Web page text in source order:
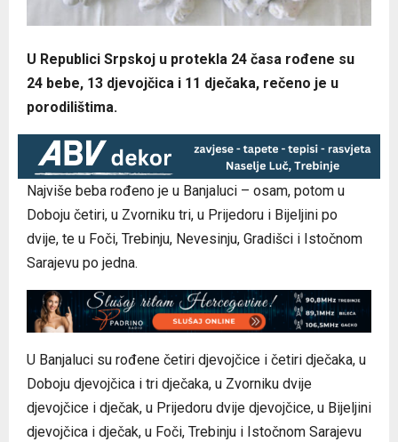
U Republici Srpskoj u protekla 24 časa rođene su
24 bebe, 13 djevojčica i 11 dječaka, rečeno je u
porodilištima.
Najviše beba rođeno je u Banjaluci – osam, potom u
Doboju četiri, u Zvorniku tri, u Prijedoru i Bijeljini po
dvije, te u Foči, Trebinju, Nevesinju, Gradišci i Istočnom
Sarajevu po jedna.
U Banjaluci su rođene četiri djevojčice i četiri dječaka, u
Doboju djevojčica i tri dječaka, u Zvorniku dvije
djevojčice i dječak, u Prijedoru dvije djevojčice, u Bijeljini
djevojčica i dječak, u Foči, Trebinju i Istočnom Sarajevu